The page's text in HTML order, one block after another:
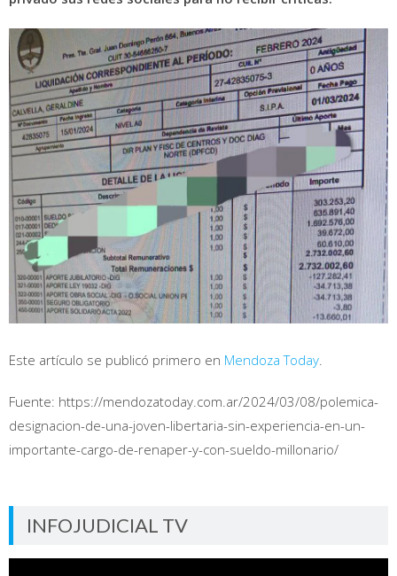
Este artículo se publicó primero en Mendoza Today.
Fuente: https://mendozatoday.com.ar/2024/03/08/polemica-
designacion-de-una-joven-libertaria-sin-experiencia-en-un-
importante-cargo-de-renaper-y-con-sueldo-millonario/
INFOJUDICIAL TV